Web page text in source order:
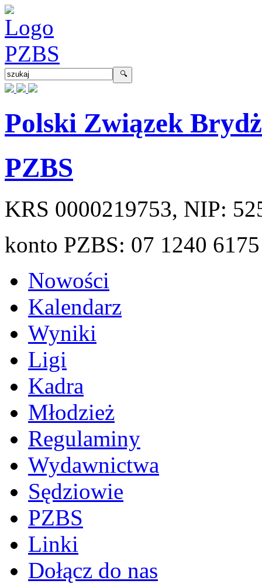
Polski Związek
PZBS
KRS 0000219753, NIP:
konto PZBS: 07 1240
Nowości
Kalendarz
Wyniki
Ligi
Kadra
Młodzież
Regulaminy
Wydawnictwa
Sędziowie
PZBS
Linki
Dołącz do nas